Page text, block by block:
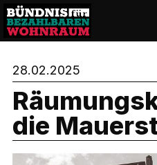
S
i
28.02.2025
die